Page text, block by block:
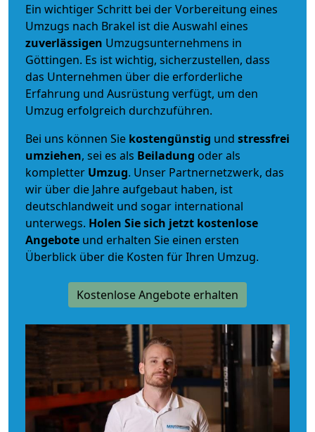
Ein wichtiger Schritt bei der Vorbereitung eines
Umzugs nach Brakel ist die Auswahl eines
zuverlässigen Umzugsunternehmens in
Göttingen. Es ist wichtig, sicherzustellen, dass
das Unternehmen über die erforderliche
Erfahrung und Ausrüstung verfügt, um den
Umzug erfolgreich durchzuführen.
Bei uns können Sie kostengünstig und stressfrei
umziehen, sei es als Beiladung oder als
kompletter Umzug. Unser Partnernetzwerk, das
wir über die Jahre aufgebaut haben, ist
deutschlandweit und sogar international
unterwegs. Holen Sie sich jetzt kostenlose
Angebote und erhalten Sie einen ersten
Überblick über die Kosten für Ihren Umzug.
Kostenlose Angebote erhalten